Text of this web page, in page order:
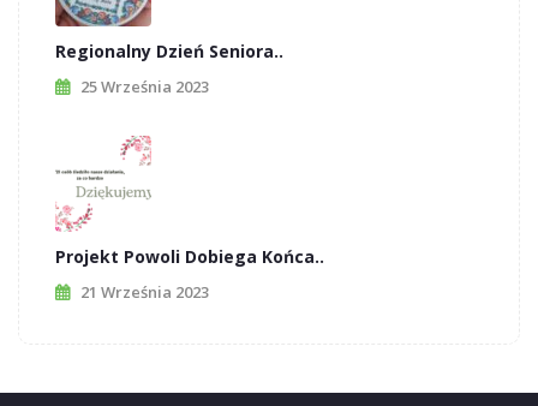
Regionalny Dzień Seniora..
25 Września 2023
Projekt Powoli Dobiega Końca..
21 Września 2023